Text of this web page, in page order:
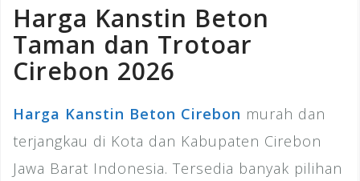
Harga Kanstin Beton
Taman dan Trotoar
Cirebon 2026
Harga Kanstin Beton Cirebon murah dan
terjangkau di Kota dan Kabupaten Cirebon
Jawa Barat Indonesia. Tersedia banyak pilihan